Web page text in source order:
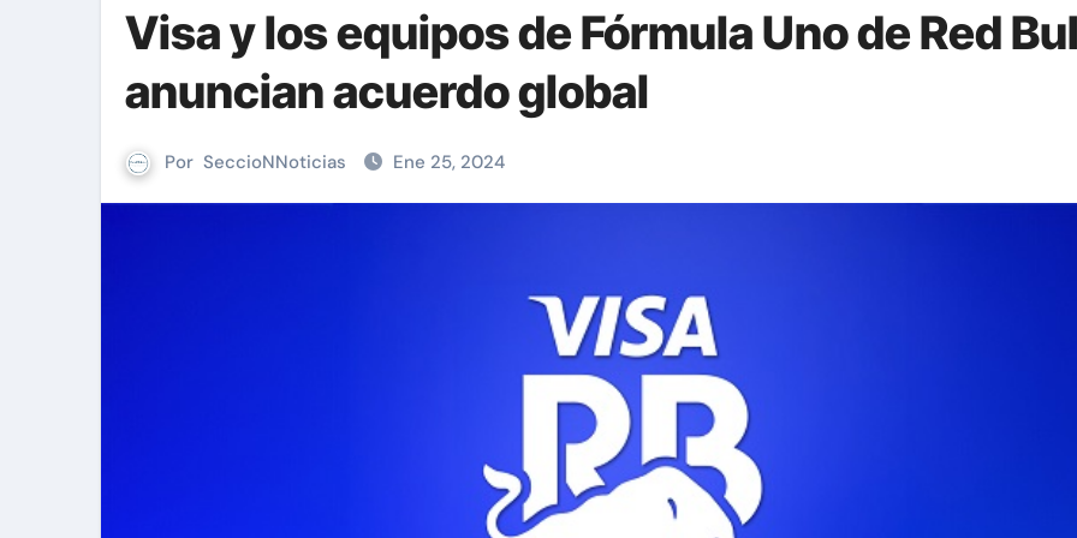
Visa y los equipos de Fórmula Uno de Red
anuncian acuerdo global
Por SeccioNNoticias Ene 25, 2024